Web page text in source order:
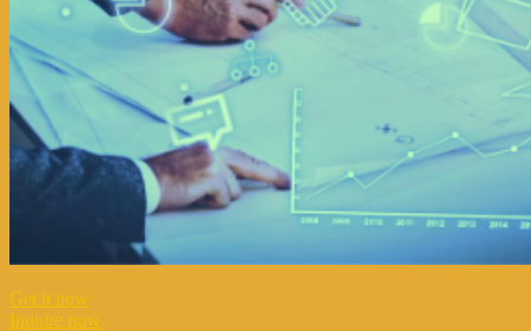
Get it now
Inquire now